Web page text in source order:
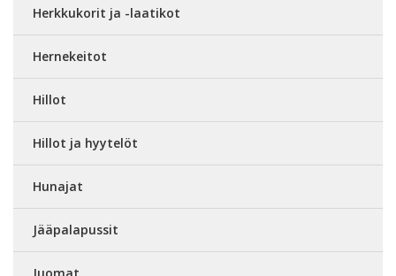
Herkkukorit ja -laatikot
Hernekeitot
Hillot
Hillot ja hyytelöt
Hunajat
Jääpalapussit